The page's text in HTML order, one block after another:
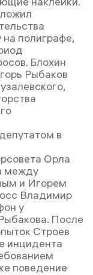
полиграфе,
Блохин
Рыбаков
в
Орла
между
и Игорем
Владимир
у
После
Строев
инцидента
поведение